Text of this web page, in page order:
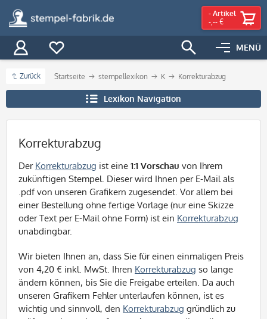
MENÜ
- Artikel
-,-- €
Zurück Startseite stempellexikon K Korrekturabzug
Lexikon Navigation
Korrekturabzug
Der Korrekturabzug ist eine 1:1 Vorschau von Ihrem
zukünftigen Stempel. Dieser wird Ihnen per E-Mail als
.pdf von unseren Grafikern zugesendet. Vor allem bei
einer Bestellung ohne fertige Vorlage (nur eine Skizze
oder Text per E-Mail ohne Form) ist ein Korrekturabzug
unabdingbar.
Wir bieten Ihnen an, dass Sie für einen einmaligen Preis
von 4,20 € inkl. MwSt. Ihren Korrekturabzug so lange
ändern können, bis Sie die Freigabe erteilen. Da auch
unseren Grafikern Fehler unterlaufen können, ist es
wichtig und sinnvoll, den Korrekturabzug gründlich zu